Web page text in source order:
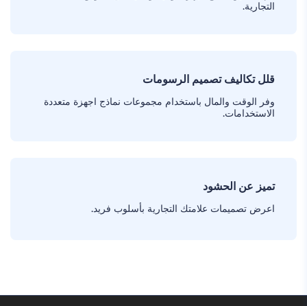
التجارية.
قلل تكاليف تصميم الرسومات
وفر الوقت والمال باستخدام مجموعات نماذج اجهزة متعددة
الاستخدامات.
تميز عن الحشود
اعرض تصميمات علامتك التجارية بأسلوب فريد.